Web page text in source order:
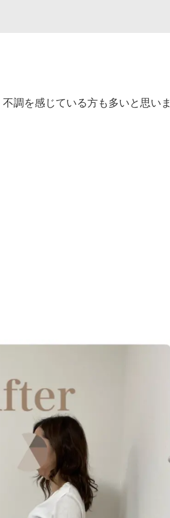
調を感じている方も多いと思いま